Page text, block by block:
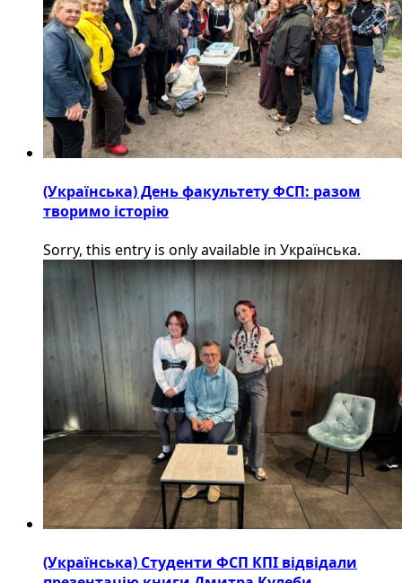
(Українська) День факультету ФСП: разом
творимо історію
Sorry, this entry is only available in Українська.
(Українська) Студенти ФСП КПІ відвідали